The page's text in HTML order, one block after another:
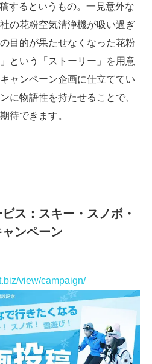
するというもの。一見意外な
の花粉空気清浄機が吸い過ぎ
目的が果たせなくなった花粉
という「ストーリー」を用意
ャンペーン企画に仕立ててい
に物語性を持たせることで、
待できます。
ス：スキー・スノボ・
ンペーン
view/campaign/